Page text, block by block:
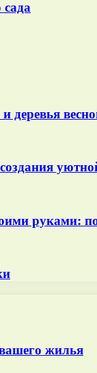
деревья
руками:
жилья